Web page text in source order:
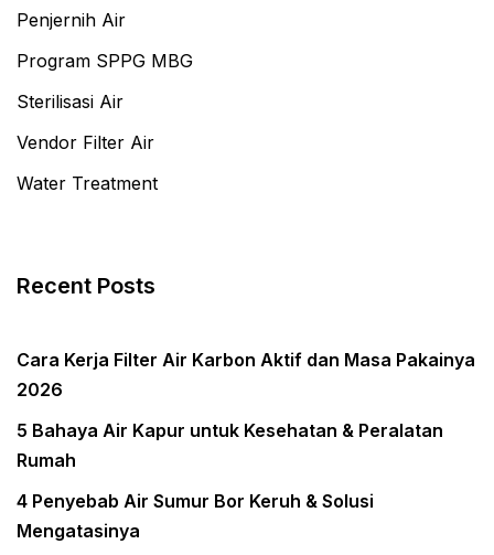
Penjernih Air
Program SPPG MBG
Sterilisasi Air
Vendor Filter Air
Water Treatment
Recent Posts
Cara Kerja Filter Air Karbon Aktif dan Masa Pakainya
2026
5 Bahaya Air Kapur untuk Kesehatan & Peralatan
Rumah
4 Penyebab Air Sumur Bor Keruh & Solusi
Mengatasinya